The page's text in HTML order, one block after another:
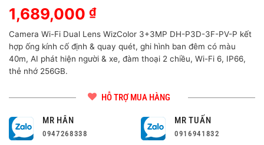
1,689,000 ₫
Camera Wi-Fi Dual Lens WizColor 3+3MP DH-P3D-3F-PV-P kết
hợp ống kính cố định & quay quét, ghi hình ban đêm có màu
40m, AI phát hiện người & xe, đàm thoại 2 chiều, Wi-Fi 6, IP66,
thẻ nhớ 256GB.
HỖ TRỢ MUA HÀNG
MR HÂN
0947268338
MR TUẤN
0916941832